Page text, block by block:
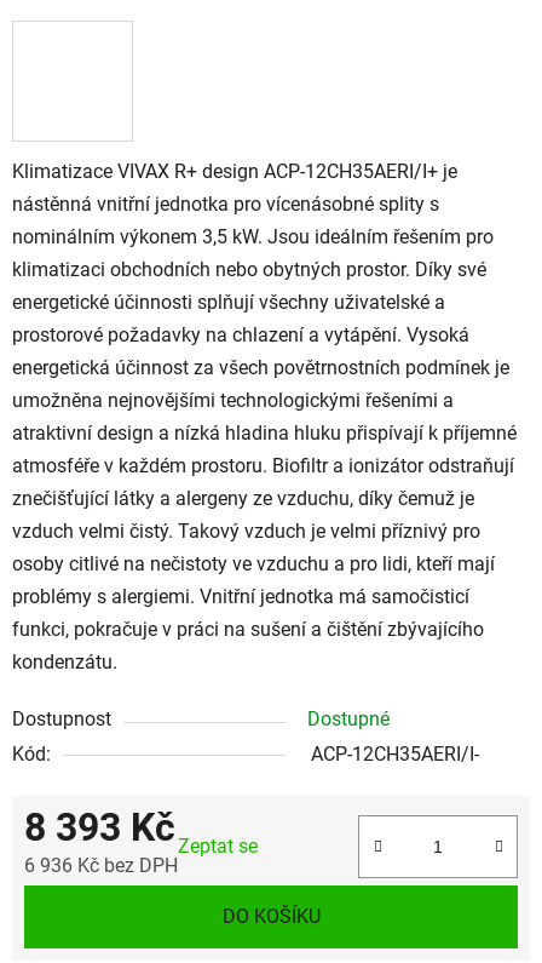
Klimatizace VIVAX R+ design ACP-12CH35AERI/I+ je
nástěnná vnitřní jednotka pro vícenásobné splity s
nominálním výkonem 3,5 kW. Jsou ideálním řešením pro
klimatizaci obchodních nebo obytných prostor. Díky své
energetické účinnosti splňují všechny uživatelské a
prostorové požadavky na chlazení a vytápění. Vysoká
energetická účinnost za všech povětrnostních podmínek je
umožněna nejnovějšími technologickými řešeními a
atraktivní design a nízká hladina hluku přispívají k příjemné
atmosféře v každém prostoru. Biofiltr a ionizátor odstraňují
znečišťující látky a alergeny ze vzduchu, díky čemuž je
vzduch velmi čistý. Takový vzduch je velmi příznivý pro
osoby citlivé na nečistoty ve vzduchu a pro lidi, kteří mají
problémy s alergiemi. Vnitřní jednotka má samočisticí
funkci, pokračuje v práci na sušení a čištění zbývajícího
kondenzátu.
Dostupnost
Dostupné
Kód:
ACP-12CH35AERI/I-
8 393 Kč
6 936 Kč bez DPH
Zeptat se
DO KOŠÍKU